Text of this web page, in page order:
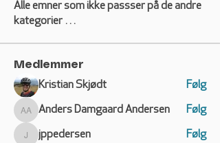
Alle emner som ikke passser på de andre
kategorier …
Medlemmer
Kristian Skjødt Følg
Anders Damgaard Andersen
Anders Damgaard Andersen Følg
jppedersen
jppedersen Følg